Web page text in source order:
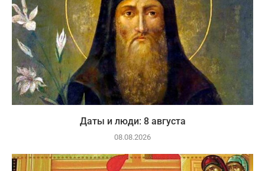
Даты и люди: 8 августа
08.08.2026